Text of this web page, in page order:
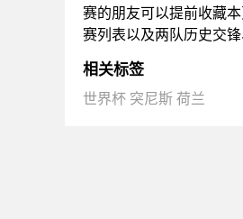
赛的朋友可以提前收藏
赛列表以及两队历史交
相关标签
世界杯 突尼斯 荷兰